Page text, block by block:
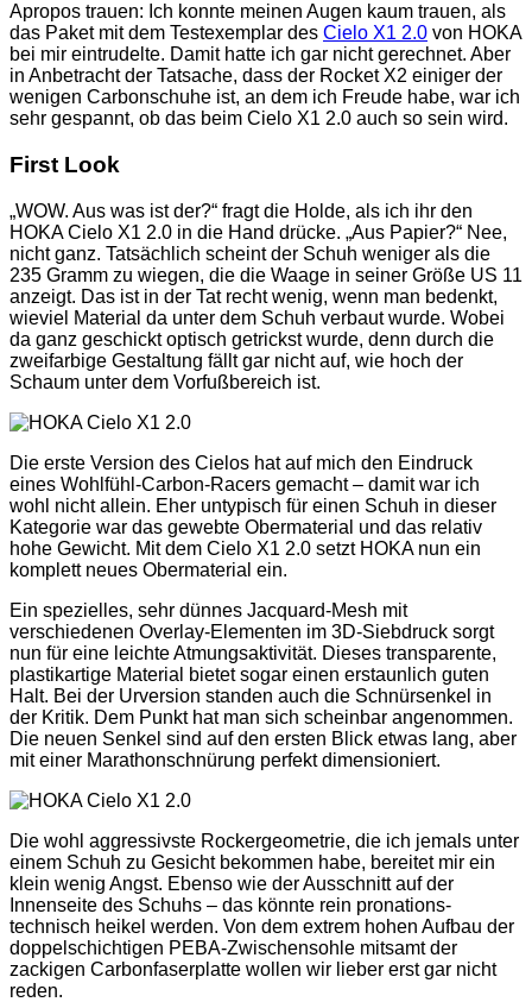
Apropos trauen: Ich konnte meinen Augen kaum trauen, als
das Paket mit dem Testexemplar des Cielo X1 2.0 von HOKA
bei mir eintrudelte. Damit hatte ich gar nicht gerechnet. Aber
in Anbetracht der Tatsache, dass der Rocket X2 einiger der
wenigen Carbonschuhe ist, an dem ich Freude habe, war ich
sehr gespannt, ob das beim Cielo X1 2.0 auch so sein wird.
First Look
„WOW. Aus was ist der?“ fragt die Holde, als ich ihr den
HOKA Cielo X1 2.0 in die Hand drücke. „Aus Papier?“ Nee,
nicht ganz. Tatsächlich scheint der Schuh weniger als die
235 Gramm zu wiegen, die die Waage in seiner Größe US 11
anzeigt. Das ist in der Tat recht wenig, wenn man bedenkt,
wieviel Material da unter dem Schuh verbaut wurde. Wobei
da ganz geschickt optisch getrickst wurde, denn durch die
zweifarbige Gestaltung fällt gar nicht auf, wie hoch der
Schaum unter dem Vorfußbereich ist.
Die erste Version des Cielos hat auf mich den Eindruck
eines Wohlfühl-Carbon-Racers gemacht – damit war ich
wohl nicht allein. Eher untypisch für einen Schuh in dieser
Kategorie war das gewebte Obermaterial und das relativ
hohe Gewicht. Mit dem Cielo X1 2.0 setzt HOKA nun ein
komplett neues Obermaterial ein.
Ein spezielles, sehr dünnes Jacquard-Mesh mit
verschiedenen Overlay-Elementen im 3D-Siebdruck sorgt
nun für eine leichte Atmungsaktivität. Dieses transparente,
plastikartige Material bietet sogar einen erstaunlich guten
Halt. Bei der Urversion standen auch die Schnürsenkel in
der Kritik. Dem Punkt hat man sich scheinbar angenommen.
Die neuen Senkel sind auf den ersten Blick etwas lang, aber
mit einer Marathonschnürung perfekt dimensioniert.
Die wohl aggressivste Rockergeometrie, die ich jemals unter
einem Schuh zu Gesicht bekommen habe, bereitet mir ein
klein wenig Angst. Ebenso wie der Ausschnitt auf der
Innenseite des Schuhs – das könnte rein pronations-
technisch heikel werden. Von dem extrem hohen Aufbau der
doppelschichtigen PEBA-Zwischensohle mitsamt der
zackigen Carbonfaserplatte wollen wir lieber erst gar nicht
reden.